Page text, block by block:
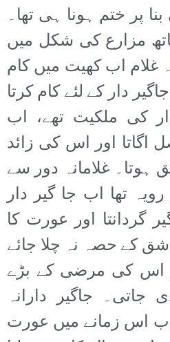
پر ختم ہونا ہی تھا۔
مزارع کی شکل میں
غلام اب کھیت میں کام
دار کے لئے کام کرتا
کی ملکیت تھے، اب
اور اس کی زائد
ہوتا۔ غلامانہ دور سے
تھا اب جا گیر دار
گردانتا اور عورت کا
کے حصہ نہ چلا جائے
اس کی مرضی کے بڑے
جاتی۔ جاگیر دارانہ
اس زمانے میں عورت